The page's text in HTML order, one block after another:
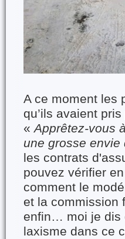
A ce moment les
qu’ils avaient
«Apprêtez-vous
une grosse envie
les contrats
pouvez vérifier
comment le
et la commission
enfin… moi je dis
laxisme dans ce